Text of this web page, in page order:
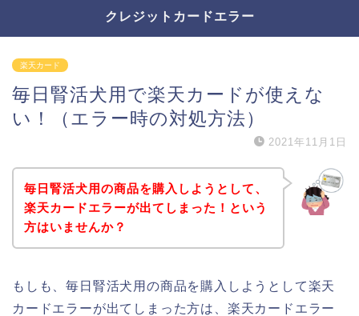
クレジットカードエラー
楽天カード
毎日腎活犬用で楽天カードが使えな
い！（エラー時の対処方法）
2021年11月1日
毎日腎活犬用の商品を購入しようとして、
楽天カードエラーが出てしまった！という
方はいませんか？
もしも、毎日腎活犬用の商品を購入しようとして楽天
カードエラーが出てしまった方は、楽天カードエラー